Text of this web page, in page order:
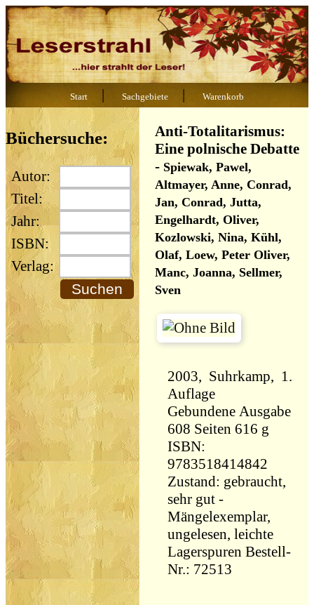
Start | Sachgebiete | Warenkorb
Büchersuche:
Autor:
Titel:
Jahr:
ISBN:
Verlag:
Anti-Totalitarismus:
Eine polnische Debatte
- Spiewak, Pawel,
Altmayer, Anne, Conrad,
Jan, Conrad, Jutta,
Engelhardt, Oliver,
Kozlowski, Nina, Kühl,
Olaf, Loew, Peter Oliver,
Manc, Joanna, Sellmer,
Sven
2003, Suhrkamp, 1.
Auflage
Gebundene Ausgabe
608 Seiten 616 g
ISBN:
9783518414842
Zustand: gebraucht,
sehr gut -
Mängelexemplar,
ungelesen, leichte
Lagerspuren Bestell-
Nr.: 72513